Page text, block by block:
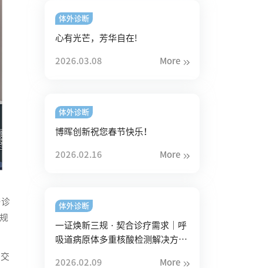
体外诊断
心有光芒，芳华自在!
2026.03.08 More
体外诊断
博晖创新祝您春节快乐！
2026.02.16 More
体外诊断
一证焕新三规 · 契合诊疗需求｜呼
吸道病原体多重核酸检测解决方案
2026.02.09
More